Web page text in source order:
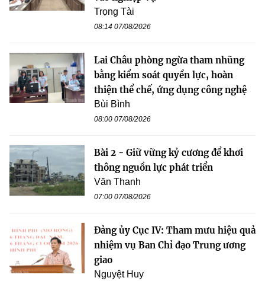
Trọng Tài
08:14 07/08/2026
Lai Châu phòng ngừa tham nhũng
bằng kiểm soát quyền lực, hoàn
thiện thể chế, ứng dụng công nghệ
Bùi Bình
08:00 07/08/2026
Bài 2 - Giữ vững kỷ cương để khơi
thông nguồn lực phát triển
Văn Thanh
07:00 07/08/2026
Đảng ủy Cục IV: Tham mưu hiệu quả
nhiệm vụ Ban Chỉ đạo Trung ương
giao
Nguyệt Huy